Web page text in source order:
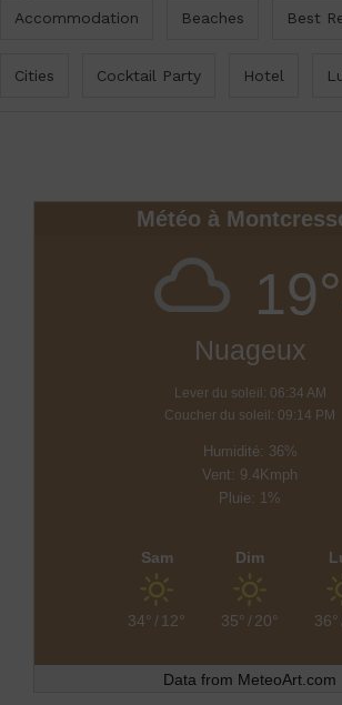
Accommodation Beaches Best
Cities Cocktail Party Hotel
Météo à
19°
Nuageux
Lever du soleil: 06:34 AM
Coucher du soleil: 09:14 PM
Humidité: 36%
Vent: 9.4Kmph
Pluie: 1%
Sam
34°/ 12°
Dim
35°/20° 36°
Data from MeteoArt.com